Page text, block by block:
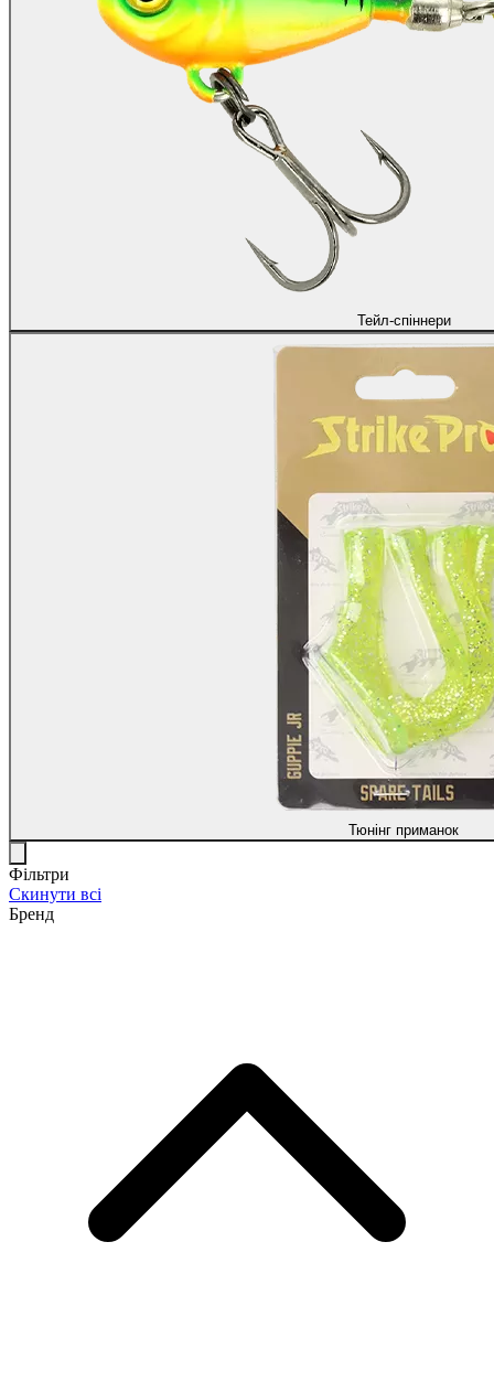
Тейл-спіннери
Тюнінг приманок
Фільтри
Скинути всі
Бренд